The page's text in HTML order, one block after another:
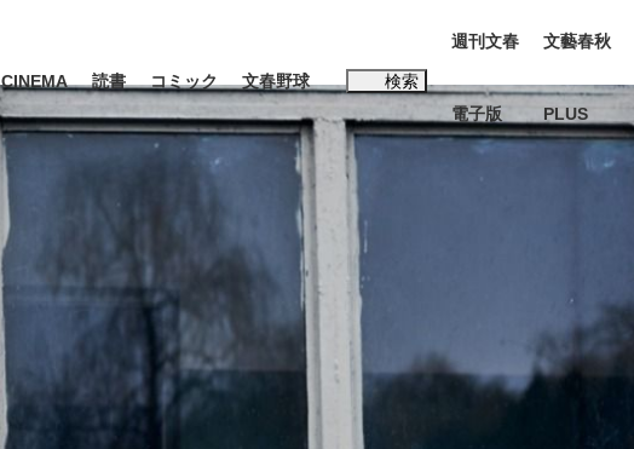
インタビュー 読書
CINEMA 読書 コミック 文春野球 検索
#内田有紀
#松田聖子
週刊文春
電子版
文藝春秋
PLUS